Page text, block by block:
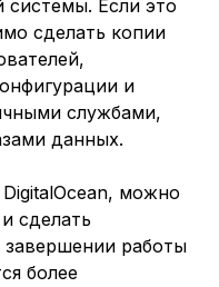
Если это
сделать копии
и
службами,
данных.
можно
сделать
работы
более